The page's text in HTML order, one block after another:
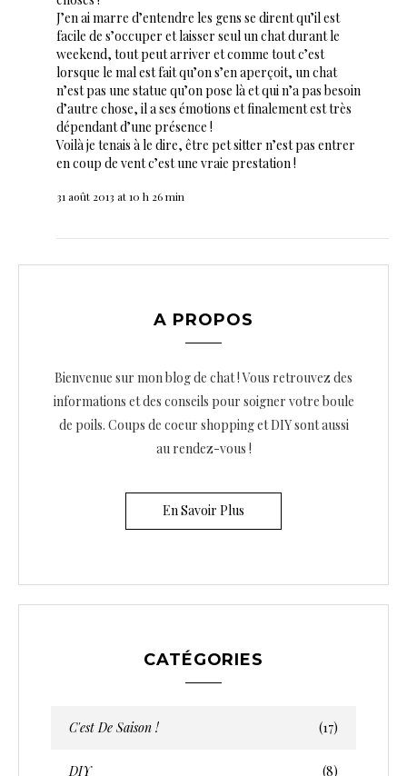
J’en ai marre d’entendre les gens se dirent qu’il est
facile de s’occuper et laisser seul un chat durant le
weekend, tout peut arriver et comme tout c’est
lorsque le mal est fait qu’on s’en aperçoit, un chat
n’est pas une statue qu’on pose là et qui n’a pas besoin
d’autre chose, il a ses émotions et finalement est très
dépendant d’une présence !
Voilà je tenais à le dire, être pet sitter n’est pas entrer
en coup de vent c’est une vraie prestation !
31 août 2013 at 10 h 26 min
A PROPOS
Bienvenue sur mon blog de chat ! Vous retrouvez des
informations et des conseils pour soigner votre boule
de poils. Coups de coeur shopping et DIY sont aussi
au rendez-vous !
En Savoir Plus
CATÉGORIES
C'est De Saison ! (17)
DIY (8)